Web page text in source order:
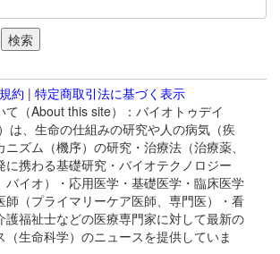
約 | 特定商取引法に基づく表示
て（About this site）：バイオトゥデイ
は、生命の仕組みの研究や人の病気（疾
ズム（機序）の研究・治療法（治療薬、
に携わる基礎研究・バイオテクノロジー
バイオ）・応用医学・基礎医学・臨床医学
師（プライマリーケア医師、専門医）・看
護福祉士などの医療専門家に対して最新の
（生命科学）のニュースを提供していま